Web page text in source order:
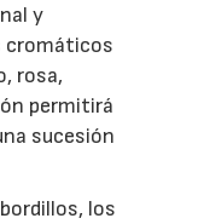
y
cromáticos
rosa,
permitirá
sucesión
los